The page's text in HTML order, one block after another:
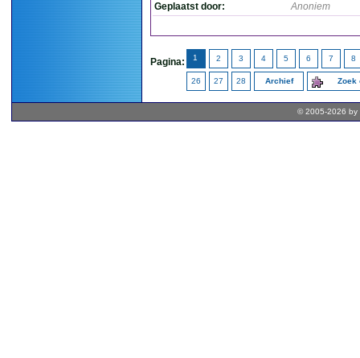
Geplaatst door: Anoniem
Pagina: 1 2 3 4 5 6 7 8
26 27 28 Archief Zoek
© 2005-2026 by